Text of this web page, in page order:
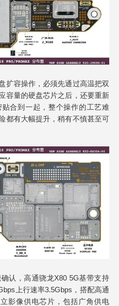
扩容操作，必须先通过高温把双
容量的硬盘芯片之后，还要重新
合到一起，整个操作的工艺难
都有大幅提升，稍有不慎甚至可
认，高通骁龙X80 5G基带支持
上行速率3.5Gbps，搭配高通
影像供电芯片，包括广角供电